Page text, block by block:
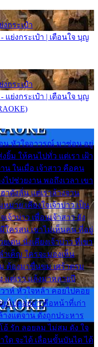
งกระเป๋า
แย่งกระเป๋า | เตือนใจ บุญ
งกระเป๋า
แย่งกระเป๋า | เตือนใจ บุญ
น หัวใจอาวรณ์ มาซ่อน อยู่
ยิ้ม ให้คนไปทั่ว แต่เรา เฝ้า
น ในเมื่อ เจ้าสาว คือคน
ปช่วยงาน พอถึงเวลา เขา
าดังลั่น แต่เราล้างจาน
มาย เคียงใจเจ้าบ่าว เป็น
จ้าบ่าว เพื่อนเจ้าสาว ยัง
ใครสน เขาไม่เห็นคน ที่อยู่
เด่น นั่งเคียงเจ้าบ่าว ที่เขา
ำเค็ญ ใครจะมองเห็น
ต้องมาขื่นขม เศร้าตรม
แต่เรา แล้งมาหลายปี
าห์ หัวใจหล้า คอยไปคอย
ไปคอยมา คือหน้าที่เก่า
างแต่จาน ดั่งถูกประหาร
อ้ รัก ลอยลม ไม่สม ดัง ใจ
ใด จะได้ เลื่อนขั้นบันได ได้